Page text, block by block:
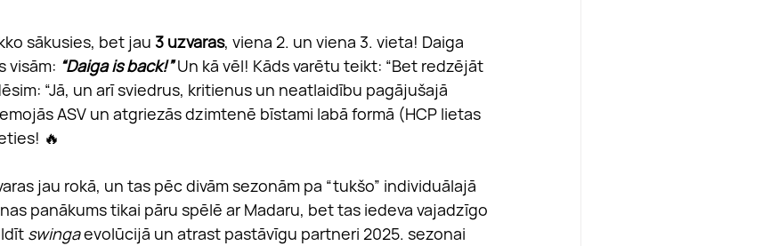
sākusies, bet jau 3 uzvaras, viena 2. un viena 3. vieta! Daiga
visām: “Daiga is back!” Un kā vēl! Kāds varētu teikt: “Bet redzējāt
“Jā, un arī sviedrus, kritienus un neatlaidību pagājušajā
ASV un atgriezās dzimtenē bīstami labā formā (HCP lietas
🔥
jau rokā, un tas pēc divām sezonām pa “tukšo” individuālajā
panākums tikai pāru spēlē ar Madaru, bet tas iedeva vajadzīgo
swinga evolūcijā un atrast pastāvīgu partneri 2025. sezonai